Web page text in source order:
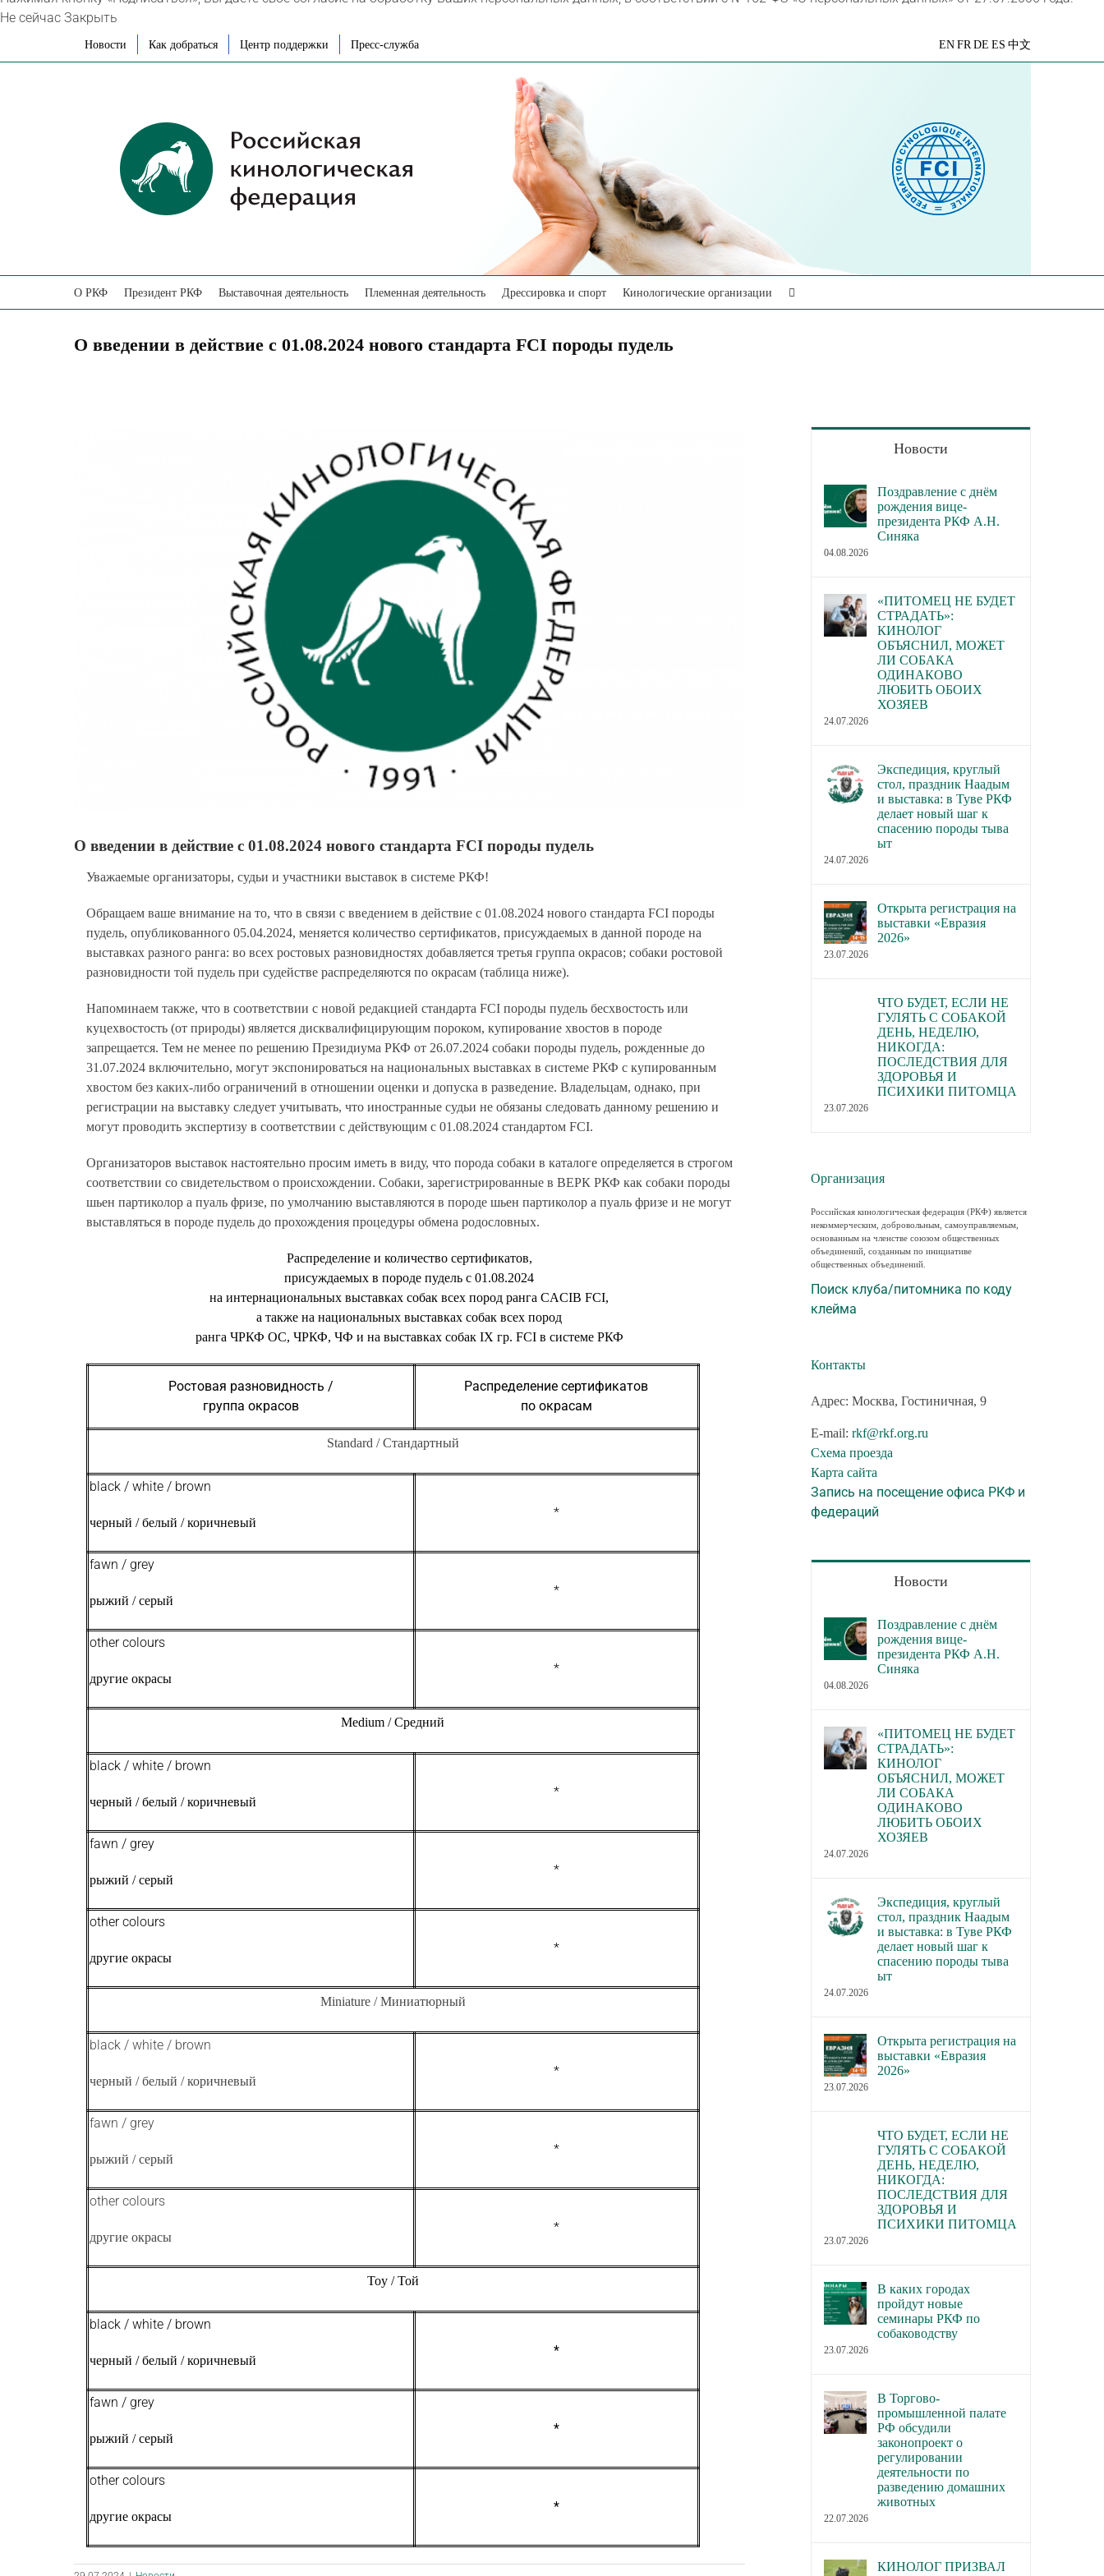
Не сейчас Закрыть
Новости Как добраться Центр поддержки Пресс-служба
Яндекс
EN FR DE ES 中文
О РКФ Президент РКФ Выставочная деятельность Племенная деятельность Дрессировка и спорт Кинологические организации
О введении в действие с 01.08.2024 нового стандарта FCI породы пудель
О введении в действие с 01.08.2024 нового стандарта FCI породы пудель
Уважаемые организаторы, судьи и участники выставок в системе РКФ!
Обращаем ваше внимание на то, что в связи с введением в действие с 01.08.2024 нового стандарта FCI породы
пудель, опубликованного 05.04.2024, меняется количество сертификатов, присуждаемых в данной породе на
выставках разного ранга: во всех ростовых разновидностях добавляется третья группа окрасов; собаки ростовой
разновидности той пудель при судействе распределяются по окрасам (таблица ниже).
Напоминаем также, что в соответствии с новой редакцией стандарта FCI породы пудель бесхвостость или
куцехвостость (от природы) является дисквалифицирующим пороком, купирование хвостов в породе
запрещается. Тем не менее по решению Президиума РКФ от 26.07.2024 собаки породы пудель, рожденные до
31.07.2024 включительно, могут экспонироваться на национальных выставках в системе РКФ с купированным
хвостом без каких-либо ограничений в отношении оценки и допуска в разведение. Владельцам, однако, при
регистрации на выставку следует учитывать, что иностранные судьи не обязаны следовать данному решению и
могут проводить экспертизу в соответствии с действующим с 01.08.2024 стандартом FCI.
Организаторов выставок настоятельно просим иметь в виду, что порода собаки в каталоге определяется в строгом
соответствии со свидетельством о происхождении. Собаки, зарегистрированные в ВЕРК РКФ как собаки породы
шьен партиколор а пуаль фризе, по умолчанию выставляются в породе шьен партиколор а пуаль фризе и не могут
выставляться в породе пудель до прохождения процедуры обмена родословных.
Распределение и количество сертификатов,
присуждаемых в породе пудель с 01.08.2024
на интернациональных выставках собак всех пород ранга CACIB FCI,
а также на национальных выставках собак всех пород
ранга ЧРКФ ОС, ЧРКФ, ЧФ и на выставках собак IX гр. FCI в системе РКФ
Ростовая разновидность /
группа окрасов
Распределение сертификатов
по окрасам
Standard / Стандартный
black / white / brown
черный / белый / коричневый
*
fawn / grey
рыжий / серый
*
other colours
другие окрасы
*
Medium / Средний
black / white / brown
черный / белый / коричневый
*
fawn / grey
рыжий / серый
*
other colours
другие окрасы
*
Miniature / Миниатюрный
black / white / brown
черный / белый / коричневый
*
fawn / grey
рыжий / серый
*
other colours
другие окрасы
*
Toy / Той
black / white / brown
черный / белый / коричневый
*
fawn / grey
рыжий / серый
*
other colours
другие окрасы
*
Новости
Поздравление с днём
рождения вице-
президента РКФ А.Н.
Синяка
04.08.2026
«ПИТОМЕЦ НЕ БУДЕТ
СТРАДАТЬ»:
КИНОЛОГ
ОБЪЯСНИЛ, МОЖЕТ
ЛИ СОБАКА
ОДИНАКОВО
ЛЮБИТЬ ОБОИХ
ХОЗЯЕВ
24.07.2026
Экспедиция, круглый
стол, праздник Наадым
и выставка: в Туве РКФ
делает новый шаг к
спасению породы тыва
ыт
24.07.2026
Открыта регистрация на
выставки «Евразия
2026»
23.07.2026
ЧТО БУДЕТ, ЕСЛИ НЕ
ГУЛЯТЬ С СОБАКОЙ
ДЕНЬ, НЕДЕЛЮ,
НИКОГДА:
ПОСЛЕДСТВИЯ ДЛЯ
ЗДОРОВЬЯ И
ПСИХИКИ ПИТОМЦА
23.07.2026
Организация
Российская кинологическая федерация (РКФ) является
некоммерческим, добровольным, самоуправляемым,
основанным на членстве союзом общественных
объединений, созданным по инициативе
общественных объединений.
Поиск клуба/питомника по коду
клейма
Контакты
Адрес: Москва, Гостиничная, 9
E-mail: rkf@rkf.org.ru
Схема проезда
Карта сайта
Запись на посещение офиса РКФ и
федераций
Новости
Поздравление с днём
рождения вице-
президента РКФ А.Н.
Синяка
04.08.2026
«ПИТОМЕЦ НЕ БУДЕТ
СТРАДАТЬ»:
КИНОЛОГ
ОБЪЯСНИЛ, МОЖЕТ
ЛИ СОБАКА
ОДИНАКОВО
ЛЮБИТЬ ОБОИХ
ХОЗЯЕВ
24.07.2026
Экспедиция, круглый
стол, праздник Наадым
и выставка: в Туве РКФ
делает новый шаг к
спасению породы тыва
ыт
24.07.2026
Открыта регистрация на
выставки «Евразия
2026»
23.07.2026
ЧТО БУДЕТ, ЕСЛИ НЕ
ГУЛЯТЬ С СОБАКОЙ
ДЕНЬ, НЕДЕЛЮ,
НИКОГДА:
ПОСЛЕДСТВИЯ ДЛЯ
ЗДОРОВЬЯ И
ПСИХИКИ ПИТОМЦА
23.07.2026
В каких городах
пройдут новые
семинары РКФ по
собаководству
23.07.2026
В Торгово-
промышленной палате
РФ обсудили
законопроект о
регулировании
деятельности по
разведению домашних
животных
22.07.2026
КИНОЛОГ ПРИЗВАЛ